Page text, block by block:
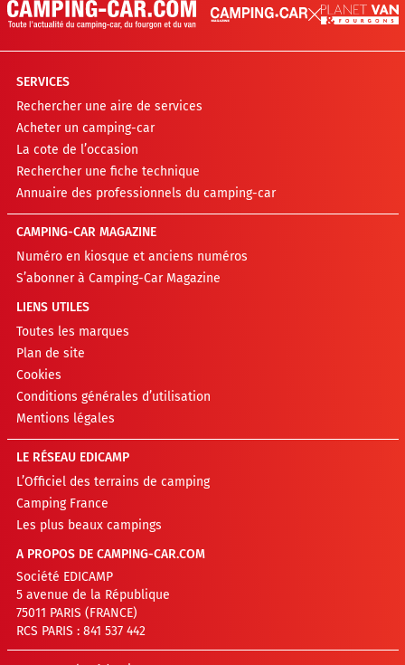
SERVICES
Rechercher une aire de services
Acheter un camping-car
La cote de l’occasion
Rechercher une fiche technique
Annuaire des professionnels du camping-car
CAMPING-CAR MAGAZINE
Numéro en kiosque et anciens numéros
S’abonner à Camping-Car Magazine
LIENS UTILES
Toutes les marques
Plan de site
Cookies
Conditions générales d’utilisation
Mentions légales
LE RÉSEAU EDICAMP
L’Officiel des terrains de camping
Camping France
Les plus beaux campings
A PROPOS DE CAMPING-CAR.COM
Société EDICAMP
5 avenue de la République
75011 PARIS (FRANCE)
RCS PARIS : 841 537 442